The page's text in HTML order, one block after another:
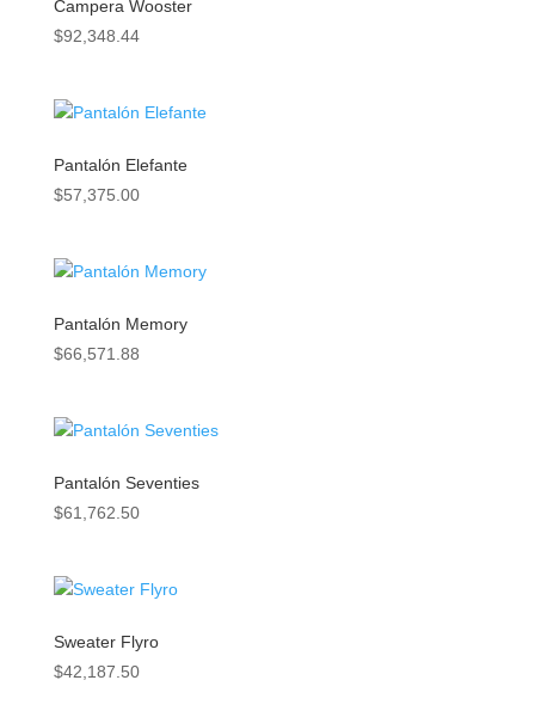
Campera Wooster
$92,348.44
Pantalón Elefante
$57,375.00
Pantalón Memory
$66,571.88
Pantalón Seventies
$61,762.50
Sweater Flyro
$42,187.50